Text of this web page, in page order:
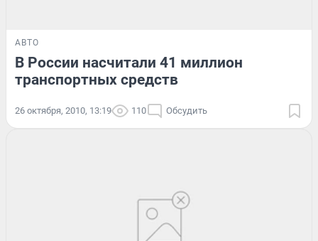
АВТО
В России насчитали 41 миллион
транспортных средств
26 октября, 2010, 13:19 110 Обсудить